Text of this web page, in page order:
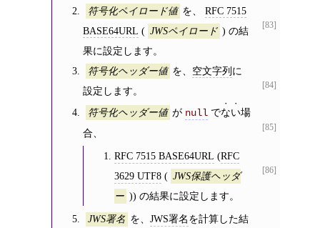
[83]
符号化ペイロード値 を、 RFC 7515
BASE64URL ( JWSペイロード ) の結
果に設定します。
[84]
符号化ヘッダー値 を、 空文字列 に
設定します。
[85]
符号化ヘッダー値 が null でない場
合、
[86]
RFC 7515 BASE64URL (RFC
3629 UTF8 ( JWS保護ヘッダ
ー )) の結果に設定します。
JWS署名 を、 JWS署名を計算した結